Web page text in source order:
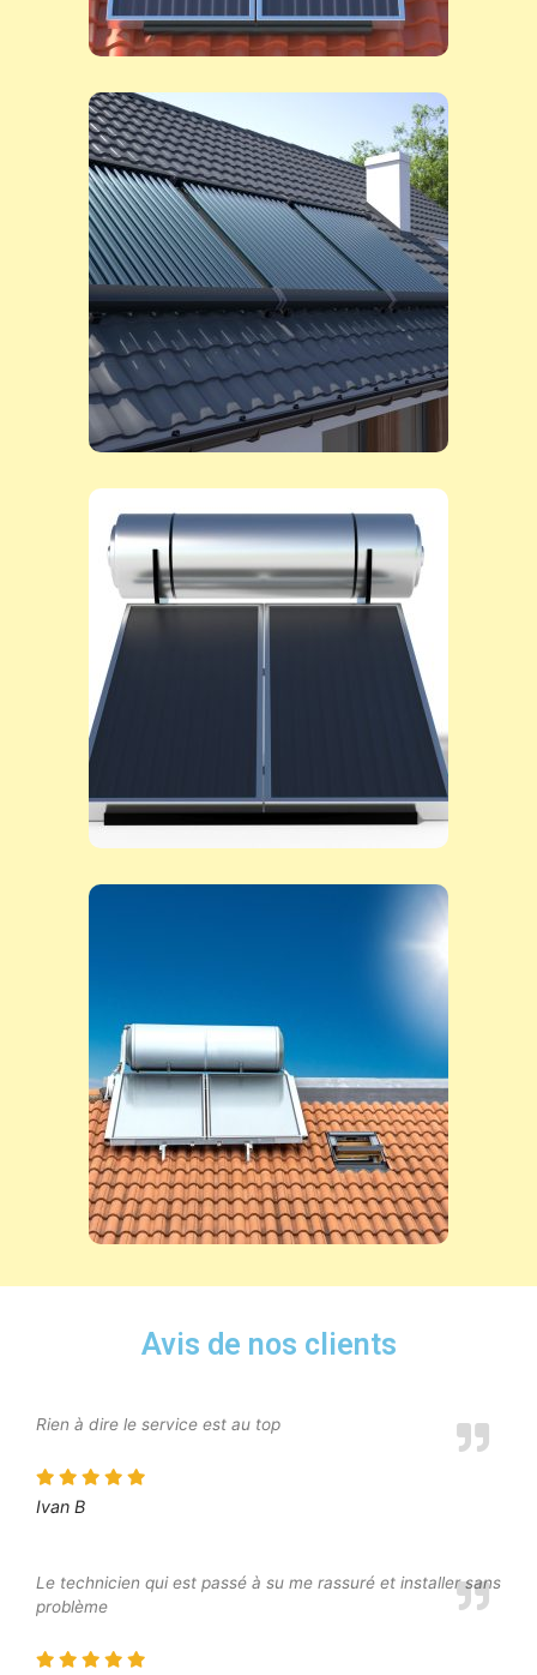
Avis de nos clients
Rien à dire le service est au top
Ivan B
Le technicien qui est passé à su me rassuré et installer sans
problème